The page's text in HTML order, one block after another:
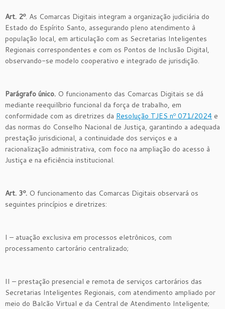
Art. 2º. As Comarcas Digitais integram a organização judiciária do
Estado do Espírito Santo, assegurando pleno atendimento à
população local, em articulação com as Secretarias Inteligentes
Regionais correspondentes e com os Pontos de Inclusão Digital,
observando-se modelo cooperativo e integrado de jurisdição.
Parágrafo único. O funcionamento das Comarcas Digitais se dá
mediante reequilíbrio funcional da força de trabalho, em
conformidade com as diretrizes da Resolução TJES nº 071/2024 e
das normas do Conselho Nacional de Justiça, garantindo a adequada
prestação jurisdicional, a continuidade dos serviços e a
racionalização administrativa, com foco na ampliação do acesso à
Justiça e na eficiência institucional.
Art. 3º. O funcionamento das Comarcas Digitais observará os
seguintes princípios e diretrizes:
I – atuação exclusiva em processos eletrônicos, com
processamento cartorário centralizado;
II – prestação presencial e remota de serviços cartorários das
Secretarias Inteligentes Regionais, com atendimento ampliado por
meio do Balcão Virtual e da Central de Atendimento Inteligente;